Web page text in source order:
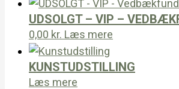
UDSOLGT – VIP –
0,00 kr. Læs mere
KUNSTUDSTILLING
Læs mere